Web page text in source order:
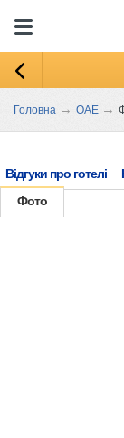
Головна → ОАЕ →
Відгуки про готелі
Фото